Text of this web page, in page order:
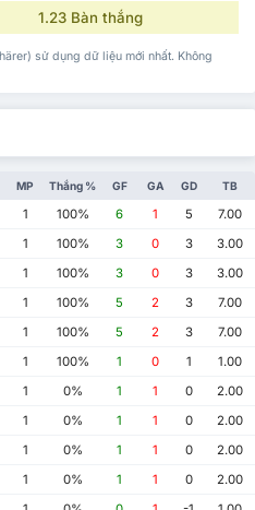
1.23 Bàn thắng
sử dụng dữ liệu mới nhất. Không
MP Thắng % GF GA GD TB
1 100% 6 1 5
7.00
1 100% 3 0 3
3.00
1 100% 3 0 3
3.00
1 100% 5 2 3
7.00
1 100% 5 2 3
7.00
1 100% 1 0 1
1.00
1 0% 1 1 0
2.00
1 0% 1 1 0
2.00
1 0% 1 1 0
2.00
1 0% 1 1 0
2.00